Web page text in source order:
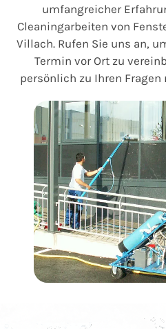
umfangreicher
Cleaningarbeiten von
Villach. Rufen Sie uns an,
Termin vor Ort zu
persönlich zu Ihren